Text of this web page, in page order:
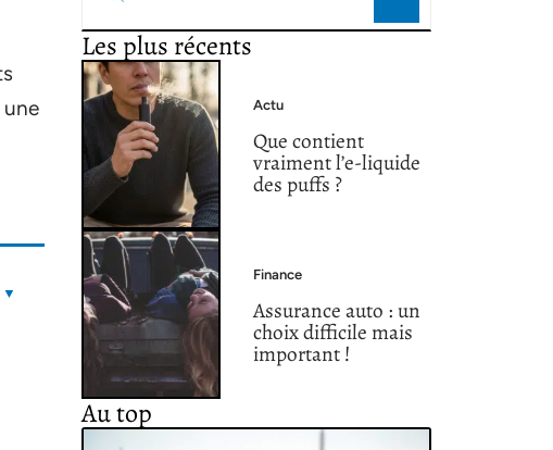
Les plus récents
Actu
Que contient
vraiment l’e-liquide
des puffs ?
Finance
Assurance auto : un
choix difficile mais
important !
Au top